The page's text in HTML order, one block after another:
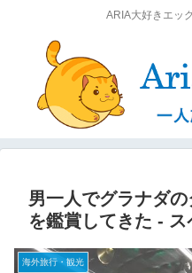
ARIA大好きエッ
男一人でグラナダ
を鑑賞してきた ‐
海外旅行・観光